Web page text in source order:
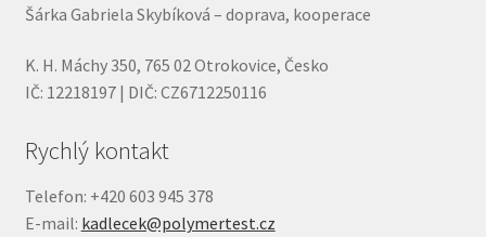
Šárka Gabriela Skybíková – doprava, kooperace
K. H. Máchy 350, 765 02 Otrokovice, Česko
IČ: 12218197 | DIČ: CZ6712250116
Rychlý kontakt
Telefon: +420 603 945 378
E-mail: kadlecek@polymertest.cz